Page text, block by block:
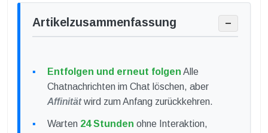
Artikelzusammenfassung −
Entfolgen und erneut folgen Alle
Chatnachrichten im Chat löschen, aber
Affinitätwird zum Anfang zurückkehren.
Warten 24 Stunden ohne Interaktion,